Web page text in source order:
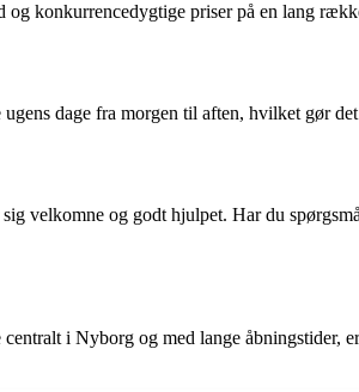
konkurrencedygtige priser på en lang
dage fra morgen til aften, hvilket gør
velkomne og godt hjulpet. Har du
i Nyborg og med lange åbningstider,